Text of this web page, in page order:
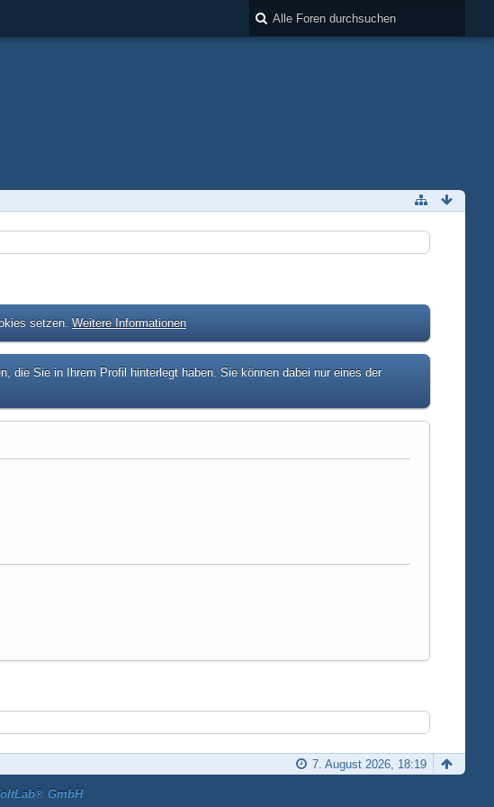
setzen. Weitere Informationen
die Sie in Ihrem Profil hinterlegt haben. Sie können dabei nur eines der
7. August 2026, 18:19
GmbH